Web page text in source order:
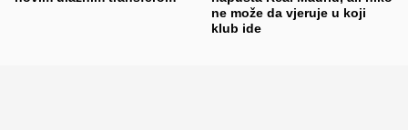
ne može da vjeruje u koji
klub ide